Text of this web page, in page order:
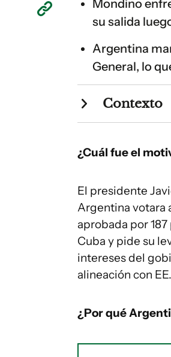
Mondino
su salida
Argentina
General, lo
Contexto
¿Cuál fue el
El presidente
Argentina votara
aprobada por
Cuba y pide su
intereses del
alineación con
¿Por qué